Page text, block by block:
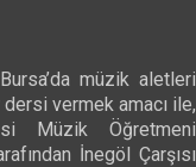
müzik aletleri
dersi vermek amacı ile,
Müzik Öğretmeni
İnegöl Çarşısı